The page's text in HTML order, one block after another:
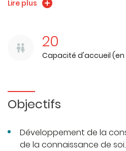
Lire plus
20
Capacité d'accueil
Objectifs
Développement de la
de la connaissance de soi.